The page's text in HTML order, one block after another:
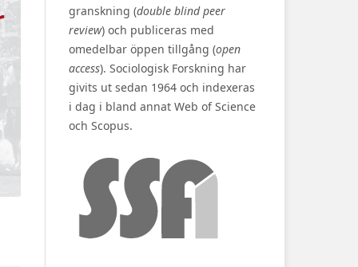
granskning (double blind peer
review) och publiceras med
omedelbar öppen tillgång (open
access). Sociologisk Forskning har
givits ut sedan 1964 och indexeras
i dag i bland annat Web of Science
och Scopus.